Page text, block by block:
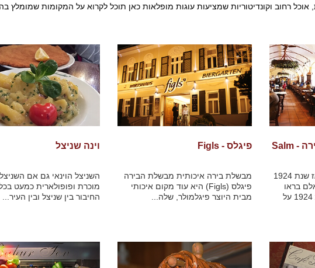
רחוב וקונדיטוריות שמציעות עוגות מופלאות כאן תוכל לקרוא על המקומות שמומלץ
זאלם בראו מבשלת בירה - Salm
מבשלת בירה ומסבאה מאז שנת 1924
בראו
(Salm Brau) נוסדה בשנת 1924 על
פיגלס - Figls
מבשלת בירה איכותית מבשלת הבירה
פיגלס (Figls) היא עוד מקום איכותי
מבית היוצר פיגלמולר, שלה...
וינה שניצל
השניצל הוינאי גם אם
מוכרת ופופולארית כמעט
החיבור בין שניצל ובין העיר...